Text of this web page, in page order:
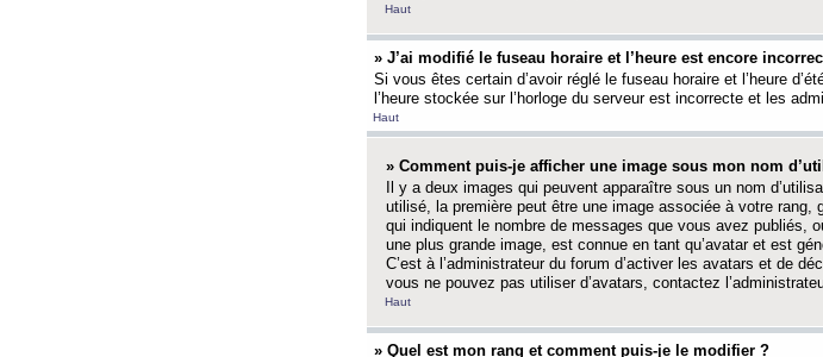
Haut
» J’ai modifié le fuseau horaire et l’heure est encore
Si vous êtes certain d’avoir réglé le fuseau horaire et l’heure
l’heure stockée sur l’horloge du serveur est incorrecte et les
Haut
» Comment puis-je afficher une image sous mon nom
Il y a deux images qui peuvent apparaître sous un nom
utilisé, la première peut être une image associée à votre rang,
qui indiquent le nombre de messages que vous avez publiés,
une plus grande image, est connue en tant qu’avatar et est
C’est à l’administrateur du forum d’activer les avatars et de
vous ne pouvez pas utiliser d’avatars, contactez
Haut
» Quel est mon rang et comment puis-je le modifier ?